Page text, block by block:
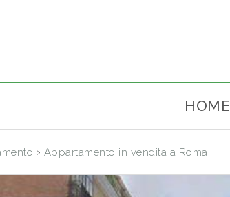
HOME
› Appartamento in vendita a Roma